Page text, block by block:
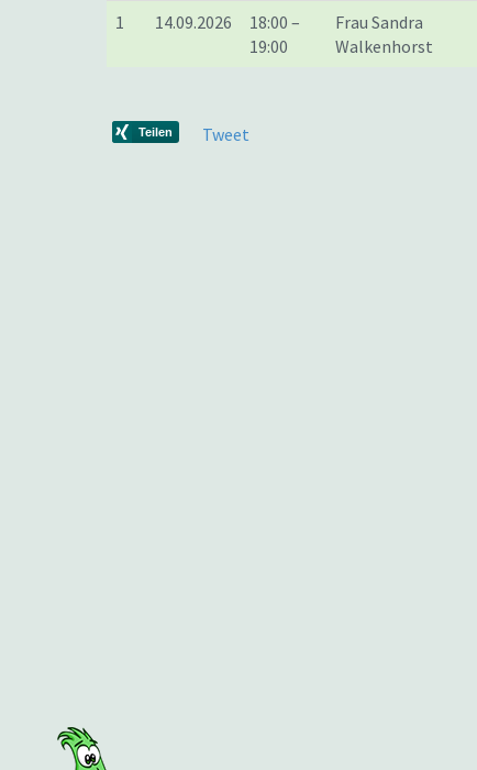
1
14.09.2026
18:00 –
19:00
Frau Sandra
Walkenhorst
Tweet